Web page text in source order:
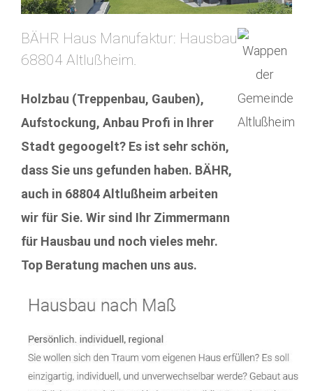
BÄHR Haus Manufaktur: Hausbau
68804 Altlußheim.
Holzbau (Treppenbau, Gauben),
Aufstockung, Anbau Profi in Ihrer
Stadt gegoogelt? Es ist sehr schön,
dass Sie uns gefunden haben. BÄHR,
auch in 68804 Altlußheim arbeiten
wir für Sie. Wir sind Ihr Zimmermann
für Hausbau und noch vieles mehr.
Top Beratung machen uns aus.